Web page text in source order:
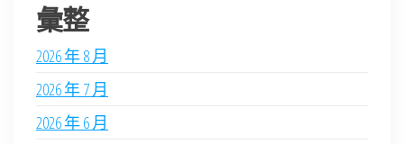
彙整
2026 年 8 月
2026 年 7 月
2026 年 6 月